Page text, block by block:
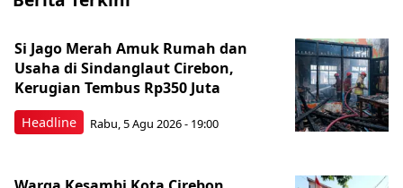
Headline
Si Jago Merah Amuk Rumah dan
Usaha di Sindanglaut Cirebon,
Kerugian Tembus Rp350 Juta
Rabu, 5 Agu 2026 - 19:00